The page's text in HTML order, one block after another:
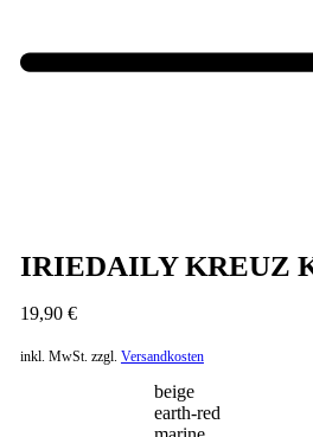
IRIEDAILY KREUZ
19,90 €
inkl. MwSt. zzgl. Versandkosten
beige
earth-red